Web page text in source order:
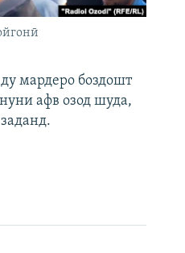
мардеро боздошт
афв озод шуда,